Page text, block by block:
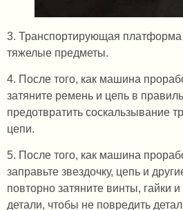
3. Транспортирующая платформа
тяжелые предметы.
4. После того, как машина
затяните ремень и цепь в
предотвратить соскальзывание
цепи.
5. После того, как машина
заправьте звездочку, цепь и
повторно затяните винты, гайки
детали, чтобы не повредить